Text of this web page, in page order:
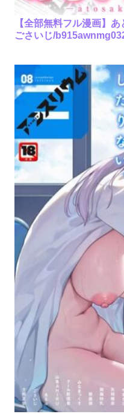
【全部無料フル漫画】
ごさいじ/